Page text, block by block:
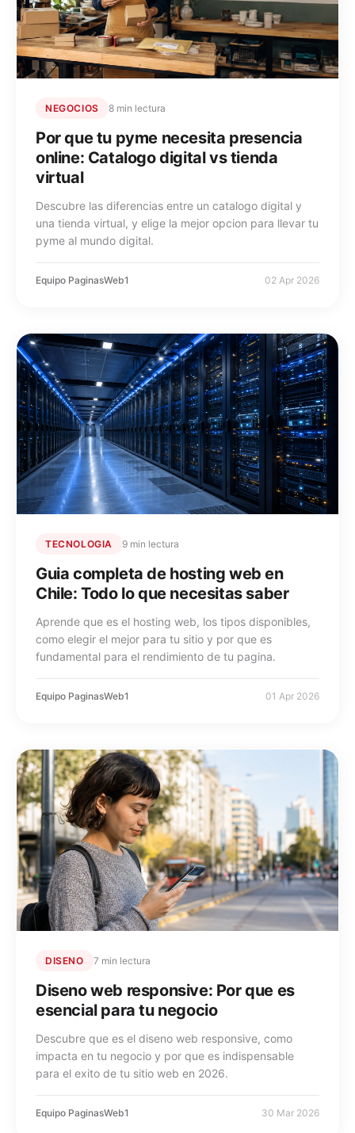
NEGOCIOS 8 min lectura
Por que tu pyme necesita presencia
online: Catalogo digital vs tienda
virtual
Descubre las diferencias entre un catalogo digital y
una tienda virtual, y elige la mejor opcion para llevar tu
pyme al mundo digital.
Equipo PaginasWeb1 02 Apr 2026
TECNOLOGIA 9 min lectura
Guia completa de hosting web en
Chile: Todo lo que necesitas saber
Aprende que es el hosting web, los tipos disponibles,
como elegir el mejor para tu sitio y por que es
fundamental para el rendimiento de tu pagina.
Equipo PaginasWeb1 01 Apr 2026
DISENO 7 min lectura
Diseno web responsive: Por que es
esencial para tu negocio
Descubre que es el diseno web responsive, como
impacta en tu negocio y por que es indispensable
para el exito de tu sitio web en 2026.
Equipo PaginasWeb1 30 Mar 2026